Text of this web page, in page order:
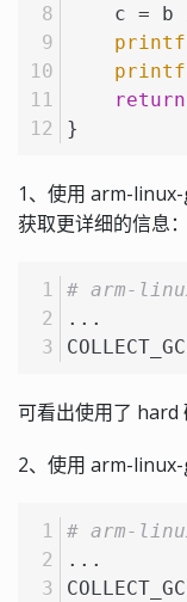
c = b
printf
printf
return
}
1、使用 arm-
获取更详细的信息：
# arm-
...
可看出使用了 hard
2、使用 arm-linux-
# arm-
...